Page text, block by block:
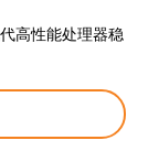
高性能处理器稳